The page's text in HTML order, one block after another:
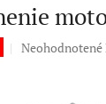
Priemerné
Neohodnotené